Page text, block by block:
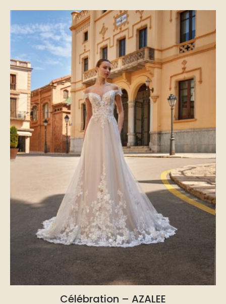
Célébration – AZALEE